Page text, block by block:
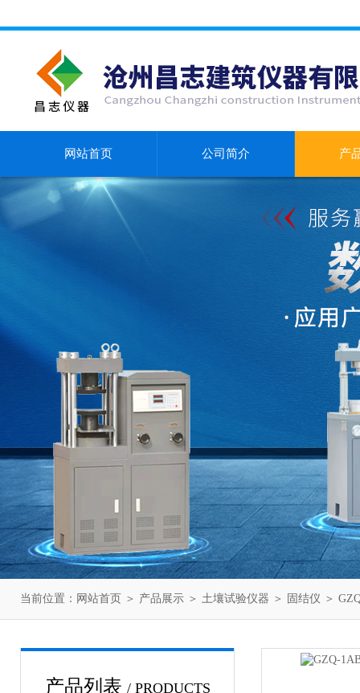
网站首页 公司简介 产
当前位置： 网站首页 ＞ 产品展示 ＞ 土壤试验仪器 ＞ 固结仪 ＞
产品列表 / PRODUCTS